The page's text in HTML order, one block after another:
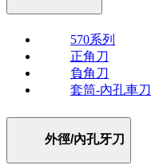
570系列
正角刀
負角刀
套筒-內孔車刀
外徑/內孔牙刀